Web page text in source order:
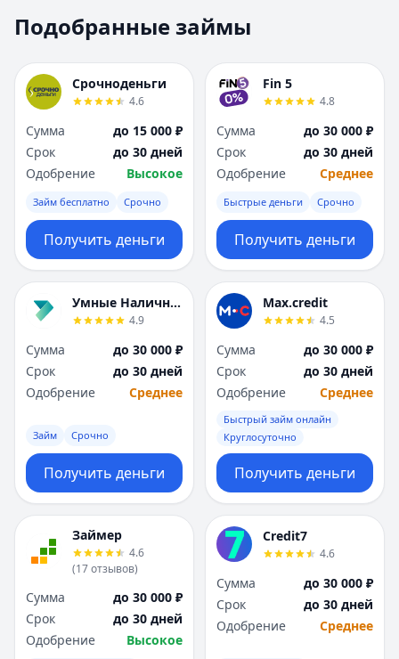
Набережные Челны
Нижний Новгород
Новокузнецк
Новосибирск
Омск
П
Пермь
Р
Ростов-на-Дону
Рязань
Самара
Санкт-Петербург
Саратов
Севастополь
Сочи
Сургут
Т
Тверь
Тольятти
Томск
Тюмень
Ульяновск
Набережные
Нижний Новгород
Новокузнецк
Новосибирск
Омск
Оренбург
П
Пермь
Р
Ростов-на-Дону
Рязань
Самара
Санкт-Петербург
Саратов
Севастополь
Сочи
Сургут
Т
Тверь
Тольятти
Томск
Тюмень
Ульяновск
Подобранные займы
Срочноденьги
4.6
Сумма
до 15 000 ₽
Срок
до 30 дней
Одобрение
Высокое
Займ бесплатно Срочно
Получить деньги
Fin 5
4.8
Сумма
до 30 000 ₽
Срок
до 30 дней
Одобрение
Среднее
Быстрые деньги Срочно
Получить деньги
Умные Наличные
4.9
Сумма
до 30 000 ₽
Срок
до 30 дней
Одобрение
Среднее
Займ Срочно
Получить деньги
Max.credit
4.5
Сумма
до 30 000 ₽
Срок
до 30 дней
Одобрение
Среднее
Быстрый займ онлайн
Круглосуточно
Получить деньги
Займер
4.6
(17отзывов)
Сумма
до 30 000 ₽
Срок
до 30 дней
Одобрение
Высокое
Credit7
4.6
Сумма
до 30 000 ₽
Срок
до 30 дней
Одобрение
Среднее